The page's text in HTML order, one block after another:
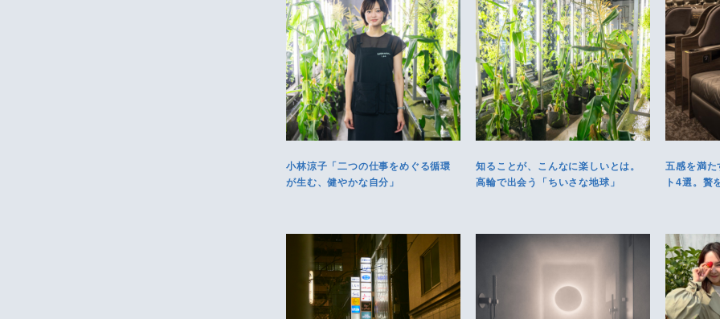
小林涼子「二つの仕事をめぐる循環
が生む、健やかな自分」
知ることが、こんなに楽しいとは。
高輪で出会う「ちいさな地球」
五感を満た
ト4選。贅